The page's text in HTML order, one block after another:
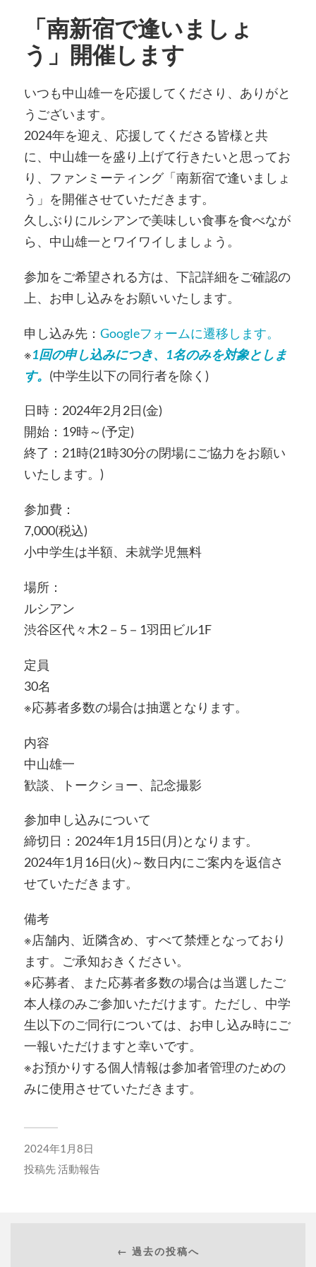
「南新宿で逢いましょ
う」開催します
いつも中山雄一を応援してくださり、ありがと
うございます。
2024年を迎え、応援してくださる皆様と共
に、中山雄一を盛り上げて行きたいと思ってお
り、ファンミーティング「南新宿で逢いましょ
う」を開催させていただきます。
久しぶりにルシアンで美味しい食事を食べなが
ら、中山雄一とワイワイしましょう。
参加をご希望される方は、下記詳細をご確認の
上、お申し込みをお願いいたします。
申し込み先： Googleフォームに遷移します。
※1回の申し込みにつき、1名のみを対象としま
す。 (中学生以下の同行者を除く)
日時：2024年2月2日(金)
開始：19時～(予定)
終了：21時(21時30分の閉場にご協力をお願い
いたします。)
参加費：
7,000(税込)
小中学生は半額、未就学児無料
場所：
ルシアン
渋谷区代々木2－5－1羽田ビル1F
定員
30名
※応募者多数の場合は抽選となります。
内容
中山雄一
歓談、トークショー、記念撮影
参加申し込みについて
締切日：2024年1月15日(月)となります。
2024年1月16日(火)～数日内にご案内を返信さ
せていただきます。
備考
※店舗内、近隣含め、すべて禁煙となっており
ます。ご承知おきください。
※応募者、また応募者多数の場合は当選したご
本人様のみご参加いただけます。ただし、中学
生以下のご同行については、お申し込み時にご
一報いただけますと幸いです。
※お預かりする個人情報は参加者管理のための
みに使用させていただきます。
2024年1月8日
投稿先活動報告
← 過去の投稿へ